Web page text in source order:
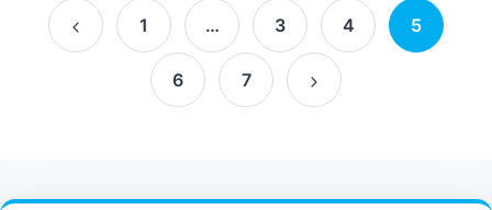
קלארע
פלאן
וויאזוי
אוועקלייגן
חתונה
Page
navigation
Previous
1 … 3 4 5
6
7
Next